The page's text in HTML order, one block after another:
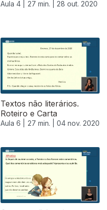
Aula 4 | 27 min. | 28 out. 2020
Textos não literários.
Roteiro e Carta
Aula 6 | 27 min. | 04 nov. 2020